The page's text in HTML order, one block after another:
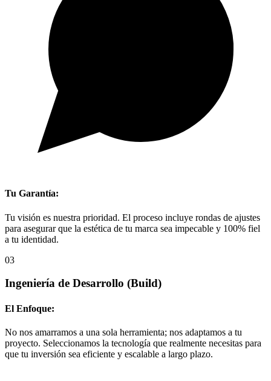
Tu Garantía:
Tu visión es nuestra prioridad. El proceso incluye rondas de ajustes
para asegurar que la estética de tu marca sea impecable y 100% fiel
a tu identidad.
03
Ingeniería de Desarrollo (Build)
El Enfoque:
No nos amarramos a una sola herramienta; nos adaptamos a tu
proyecto. Seleccionamos la tecnología que realmente necesitas para
que tu inversión sea eficiente y escalable a largo plazo.